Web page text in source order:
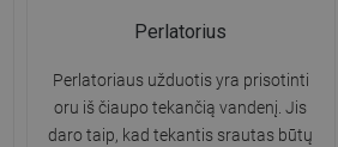
Perlatorius
Perlatoriaus užduotis yra prisotinti
oru iš čiaupo tekančią vandenį. Jis
daro taip, kad tekantis srautas būtų